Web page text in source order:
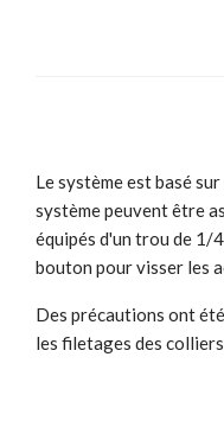
Le système est basé
système peuvent être
équipés d'un trou de 1/
bouton pour visser les
Des précautions ont
les filetages des